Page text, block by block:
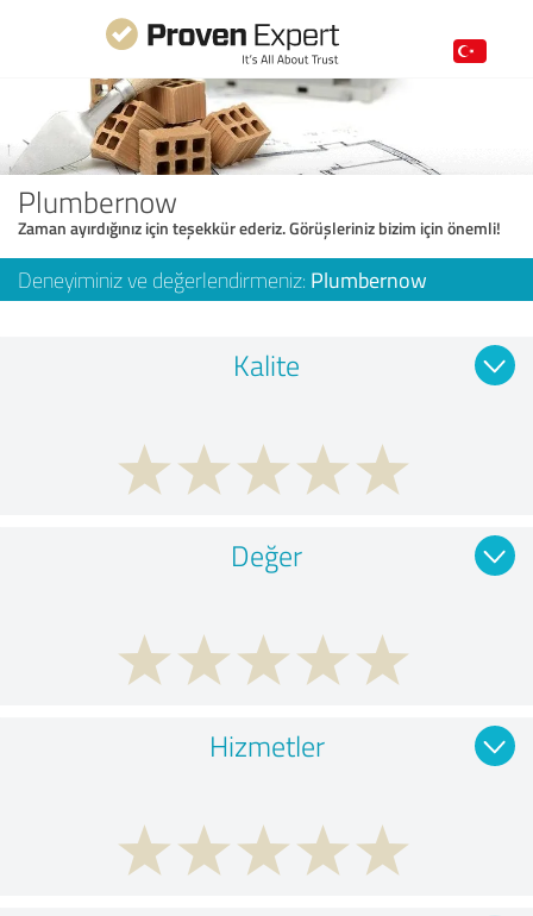
Plumbernow
Zaman ayırdığınız için teşekkür ederiz. Görüşleriniz bizim için önemli!
Deneyiminiz ve değerlendirmeniz: Plumbernow
Kalite
Değer
Hizmetler